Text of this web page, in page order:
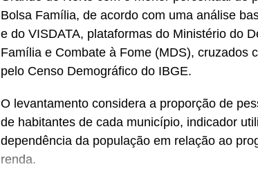
Bolsa Família, de acordo com uma análise
e do VISDATA, plataformas do Ministério do
Família e Combate à Fome (MDS), cruzados
pelo Censo Demográfico do IBGE.
O levantamento considera a proporção de
de habitantes de cada município, indicador
dependência da população em relação ao
renda.